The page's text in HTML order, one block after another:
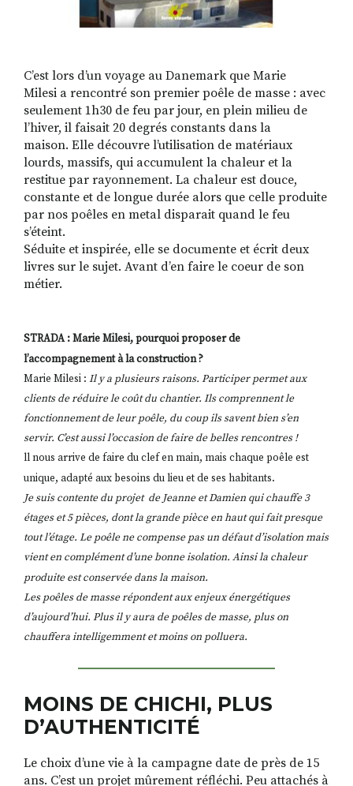
C’est lors d’un voyage au Danemark que Marie
Milesi a rencontré son premier poêle de masse : avec
seulement 1h30 de feu par jour, en plein milieu de
l’hiver, il faisait 20 degrés constants dans la
maison. Elle découvre l’utilisation de matériaux
lourds, massifs, qui accumulent la chaleur et la
restitue par rayonnement. La chaleur est douce,
constante et de longue durée alors que celle produite
par nos poêles en metal disparait quand le feu
s’éteint.
Séduite et inspirée, elle se documente et écrit deux
livres sur le sujet. Avant d’en faire le coeur de son
métier.
STRADA : Marie Milesi, pourquoi proposer de
l’accompagnement à la construction ?
Marie Milesi : Il y a plusieurs raisons. Participer permet aux
clients de réduire le coût du chantier. Ils comprennent le
fonctionnement de leur poêle, du coup ils savent bien s’en
servir. C’est aussi l’occasion de faire de belles rencontres !
ll nous arrive de faire du clef en main, mais chaque poêle est
unique, adapté aux besoins du lieu et de ses habitants.
Je suis contente du projet de Jeanne et Damien qui chauffe 3
étages et 5 pièces, dont la grande pièce en haut qui fait presque
tout l’étage. Le poêle ne compense pas un défaut d’isolation mais
vient en complément d’une bonne isolation. Ainsi la chaleur
produite est conservée dans la maison.
Les poêles de masse répondent aux enjeux énergétiques
d’aujourd’hui. Plus il y aura de poêles de masse, plus on
chauffera intelligemment et moins on polluera.
MOINS DE CHICHI, PLUS
D’AUTHENTICITÉ
Le choix d’une vie à la campagne date de près de 15
ans. C’est un projet mûrement réfléchi. Peu attachés à